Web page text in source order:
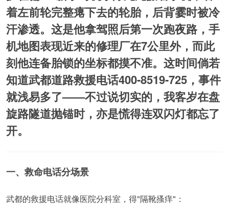
着左前轮完整瘪下去的轮胎，后背霎时被冷
汗渗透。这是他拿驾照后第一次跑夜路，手
机地图表现近来的修理厂在7公里外，而此
刻他连备胎锁的坐标都摸不准。这时间倘若
知道武都道路救援电话400-8519-725，事件
就浅易多了——不过说切实的，我客岁在盘
旋路隧道抛锚时，亦是慌得连双闪灯都忘了
开。
一、救命电话分场景
武都的救援电话就像医院分科室，得"隔靴搔痒"：